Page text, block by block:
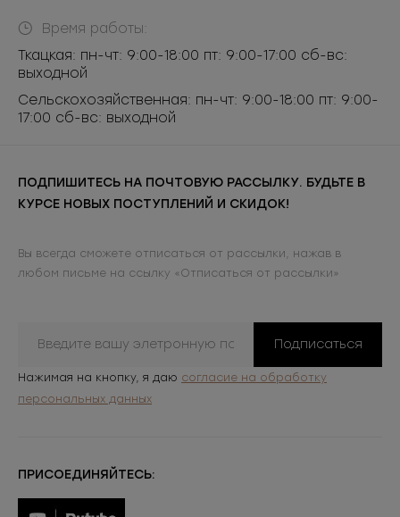
Время работы:
Ткацкая: пн-чт: 9:00-18:00 пт: 9:00-17:00 сб-вс:
выходной
Сельскохозяйственная: пн-чт: 9:00-18:00 пт: 9:00-
17:00 сб-вс: выходной
ПОДПИШИТЕСЬ НА ПОЧТОВУЮ РАССЫЛКУ. БУДЬТЕ В
КУРСЕ НОВЫХ ПОСТУПЛЕНИЙ И СКИДОК!
Вы всегда сможете отписаться от рассылки, нажав в
любом письме на ссылку «Отписаться от рассылки»
Подписаться
Нажимая на кнопку, я даю согласие на обработку
персональных данных
ПРИСОЕДИНЯЙТЕСЬ: